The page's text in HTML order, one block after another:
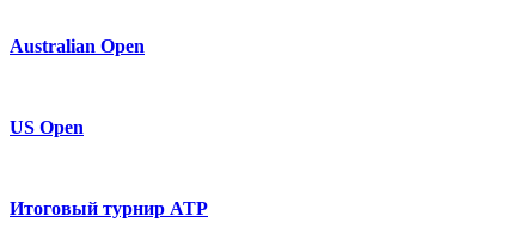
Australian Open
US Open
Итоговый турнир ATP